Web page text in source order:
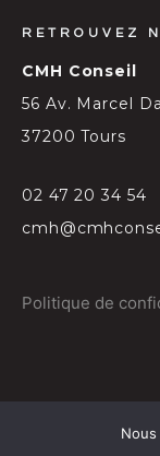
RETROUVEZ
CMH Conseil
56 Av. Marcel
37200 Tours
02 47 20 34 54
Politique de